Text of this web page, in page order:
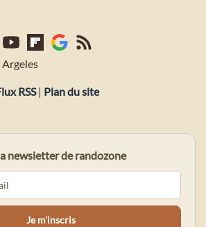
RSS| Plan du site
newsletter de randozone